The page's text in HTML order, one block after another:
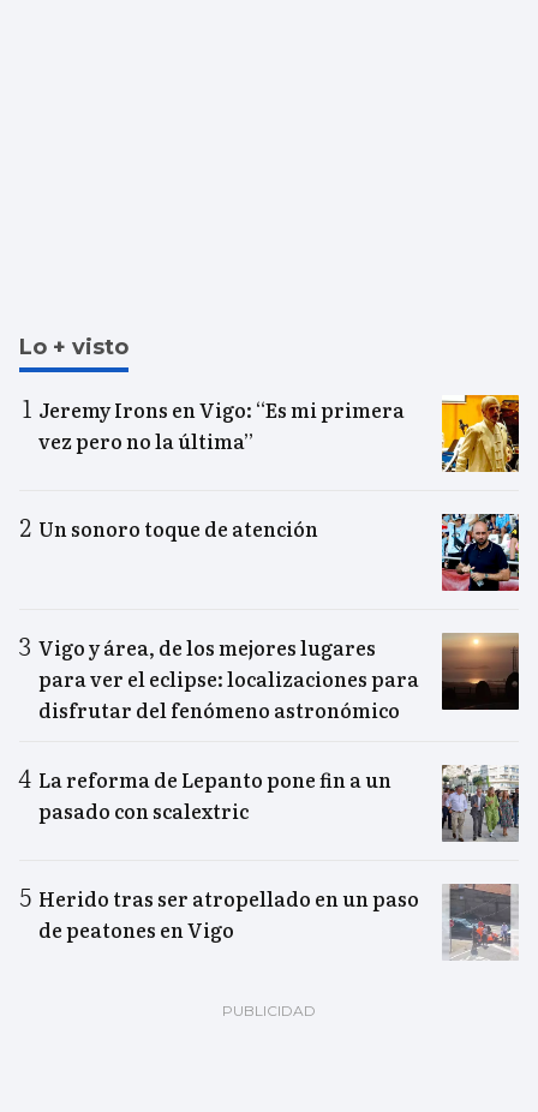
Lo + visto
Jeremy Irons en Vigo: “Es mi primera
vez pero no la última”
Un sonoro toque de atención
Vigo y área, de los mejores lugares
para ver el eclipse: localizaciones para
disfrutar del fenómeno astronómico
La reforma de Lepanto pone fin a un
pasado con scalextric
Herido tras ser atropellado en un paso
de peatones en Vigo